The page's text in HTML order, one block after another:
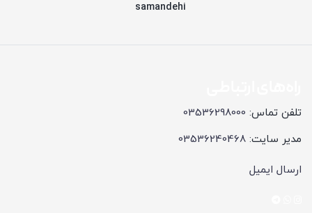
تلفن تماس: 03536298000
مدیر سایت: 03536240468
ارسال ایمیل